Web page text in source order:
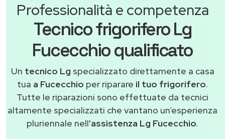
Professionalità e competenza
Tecnico frigorifero Lg
Fucecchio qualificato
Un tecnico Lg specializzato direttamente a casa
tua a Fucecchio per riparare il tuo frigorifero.
Tutte le riparazioni sono effettuate da tecnici
altamente specializzati che vantano un’esperienza
pluriennale nell'assistenza Lg Fucecchio.